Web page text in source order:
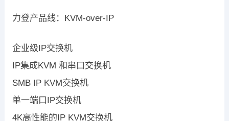
力登产品线：KVM-over-IP
企业级IP交换机
IP集成KVM 和串口交换机
SMB IP KVM交换机
单一端口IP交换机
4K高性能的IP KVM交换机